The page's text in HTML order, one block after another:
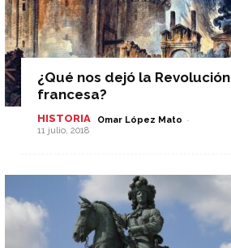
¿Qué nos dejó la Revolución
francesa?
HISTORIA Omar López Mato -
11 julio, 2018